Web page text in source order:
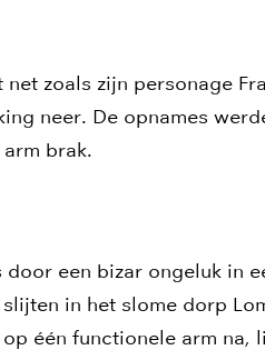
net zoals zijn personage
neer. De opnames
brak.
door een bizar ongeluk in
in het slome dorp
één functionele arm